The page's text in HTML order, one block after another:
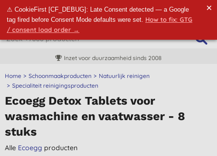
⚠ CookieFirst [CF_DEBUG]: Late Consent detected — a Google
tag fired before Consent Mode defaults were set. How to fix: GTG
/ consent load order →
✕
Inzet voor duurzaamheid sinds 2008
Home Schoonmaakproducten
Natuurlijk reinigen
Specialiteit reinigingsproducten
Ecoegg Detox Tablets voor
wasmachine en vaatwasser - 8
stuks
Alle Ecoegg producten